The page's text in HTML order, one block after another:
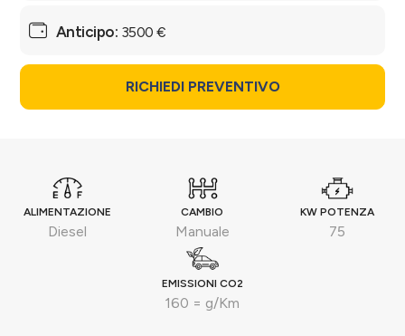
ALIMENTAZIONE
Diesel
CAMBIO
Manuale
KW POTENZA
75
EMISSIONI CO2
160 = g/Km
3500 €
RICHIEDI PREVENTIVO